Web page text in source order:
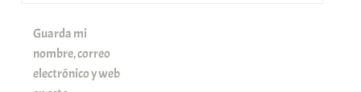
Guarda mi
nombre, correo
electrónico y web